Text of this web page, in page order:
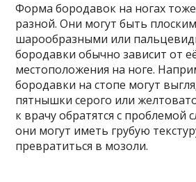
Форма бородавок на ногах
разной. Они могут быть
шарообразными или
бородавки обычно зависит от
местоположения на ноге.
бородавки на стопе могут
пятнышки серого или
к врачу обратятся с проблемой
они могут иметь грубую
превратиться в мозоли.